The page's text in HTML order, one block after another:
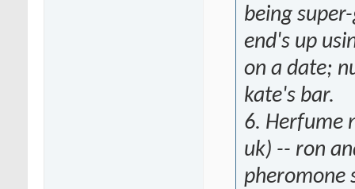
being
end's up
on a date;
kate's bar.
6. Herfume
uk) -- ron
pheromone